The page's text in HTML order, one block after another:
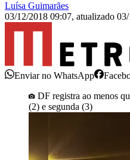
Luísa Guimarães
03/12/2018 09:07, atualizado
Enviar no WhatsApp
DF registra ao menos
(2) e segunda (3)